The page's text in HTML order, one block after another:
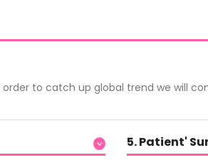
to catch up global trend we will
5. Patient'